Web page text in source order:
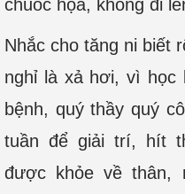
chuốc họa, không đi
Nhắc cho tăng ni biết
nghỉ là xả hơi, vì học
bệnh, quý thầy quý
tuần để giải trí, hít
được khỏe về thân,